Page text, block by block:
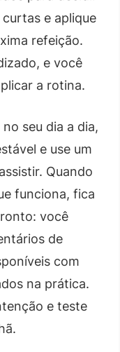
e aplique
refeição.
e você
a rotina.
seu dia a dia,
e use um
Quando
funciona, fica
você
de
com
na prática.
e teste